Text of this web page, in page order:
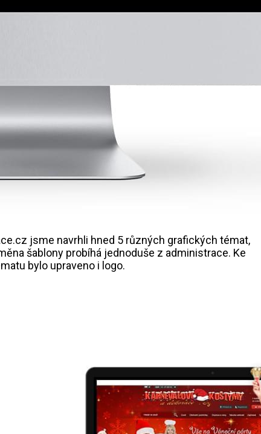
jsme navrhli hned 5 různých grafických témat,
šablony probíhá jednoduše z administrace. Ke
bylo upraveno i logo.